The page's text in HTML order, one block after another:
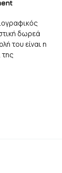
δωρεά
του είναι η
της